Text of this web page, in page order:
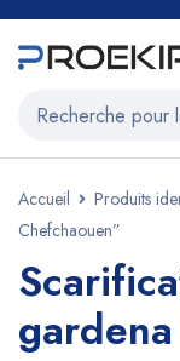
Accueil
Produits
Chefchaouen”